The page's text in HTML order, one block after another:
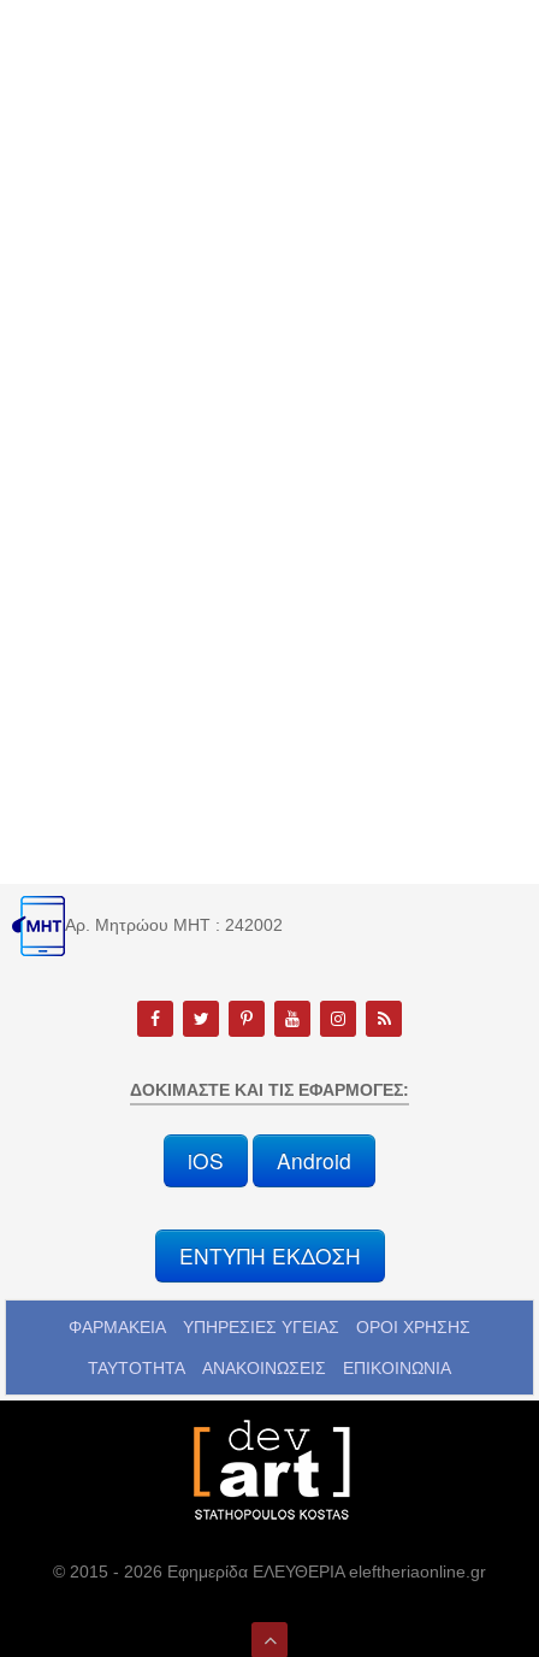
Αρ. Μητρώου MHT : 242002
ΔΟΚΙΜΆΣΤΕ ΚΑΙ ΤΙΣ ΕΦΑΡΜΟΓΈΣ:
iOS Android
ΕΝΤΥΠΗ ΕΚΔΟΣΗ
ΦΑΡΜΑΚΕΙΑ ΥΠΗΡΕΣΙΕΣ ΥΓΕΙΑΣ ΟΡΟΙ ΧΡΗΣΗΣ
ΤΑΥΤΟΤΗΤΑ ΑΝΑΚΟΙΝΩΣΕΙΣ ΕΠΙΚΟΙΝΩΝΙΑ
© 2015 - 2026 Εφημερίδα ΕΛΕΥΘΕΡΙΑ eleftheriaonline.gr